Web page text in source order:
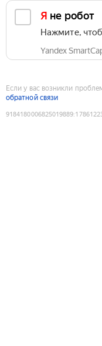
Я не робот
Нажмите,
Yandex
Если у вас возникли
обратной связи
9184180006825019889: